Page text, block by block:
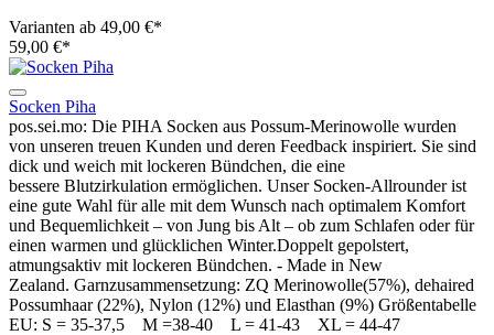
Varianten ab 49,00 €*
59,00 €*
Socken Piha
pos.sei.mo: Die PIHA Socken aus Possum-Merinowolle wurden
von unseren treuen Kunden und deren Feedback inspiriert. Sie sind
dick und weich mit lockeren Bündchen, die eine
bessere Blutzirkulation ermöglichen. Unser Socken-Allrounder ist
eine gute Wahl für alle mit dem Wunsch nach optimalem Komfort
und Bequemlichkeit – von Jung bis Alt – ob zum Schlafen oder für
einen warmen und glücklichen Winter.Doppelt gepolstert,
atmungsaktiv mit lockeren Bündchen. - Made in New
Zealand. Garnzusammensetzung: ZQ Merinowolle(57%), dehaired
Possumhaar (22%), Nylon (12%) und Elasthan (9%) Größentabelle
EU: S = 35-37,5 M =38-40 L = 41-43 XL = 44-47